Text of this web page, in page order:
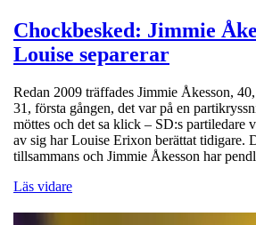
Chockbesked: Jimmie
Louise separerar
Redan 2009 träffades Jimmie Åkesson,
31, första gången, det var på en
möttes och det sa klick – SD:s partiledare
av sig har Louise Erixon berättat tidigare.
tillsammans och Jimmie Åkesson har
Läs vidare